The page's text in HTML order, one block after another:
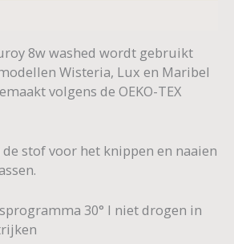
8w washed wordt gebruikt
Wisteria, Lux en Maribel
volgens de OEKO-TEX
stof voor het knippen en naaien
30° I niet drogen in